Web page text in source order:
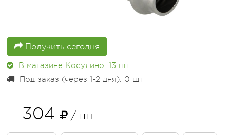
Получить сегодня
В магазине Косулино: 13 шт
Под заказ (через 1-2 дня): 0 шт
304 / шт